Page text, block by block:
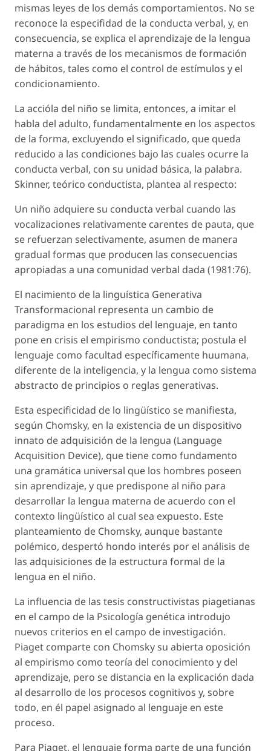
mismas leyes de los demás comportamientos. No se
reconoce la especifidad de la conducta verbal, y, en
consecuencia, se explica el aprendizaje de la lengua
materna a través de los mecanismos de formación
de hábitos, tales como el control de estímulos y el
condicionamiento.
La accióla del niño se limita, entonces, a imitar el
habla del adulto, fundamentalmente en los aspectos
de la forma, excluyendo el significado, que queda
reducido a las condiciones bajo las cuales ocurre la
conducta verbal, con su unidad básica, la palabra.
Skinner, teórico conductista, plantea al respecto:
Un niño adquiere su conducta verbal cuando las
vocalizaciones relativamente carentes de pauta, que
se refuerzan selectivamente, asumen de manera
gradual formas que producen las consecuencias
apropiadas a una comunidad verbal dada (1981:76).
El nacimiento de la linguística Generativa
Transformacional representa un cambio de
paradigma en los estudios del lenguaje, en tanto
pone en crisis el empirismo conductista; postula el
lenguaje como facultad específicamente huumana,
diferente de la inteligencia, y la lengua como sistema
abstracto de principios o reglas generativas.
Esta especificidad de lo lingüístico se manifiesta,
según Chomsky, en la existencia de un dispositivo
innato de adquisición de la lengua (Language
Acquisition Device), que tiene como fundamento
una gramática universal que los hombres poseen
sin aprendizaje, y que predispone al niño para
desarrollar la lengua materna de acuerdo con el
contexto lingüístico al cual sea expuesto. Este
planteamiento de Chomsky, aunque bastante
polémico, despertó hondo interés por el análisis de
las adquisiciones de la estructura formal de la
lengua en el niño.
La influencia de las tesis constructivistas piagetianas
en el campo de la Psicología genética introdujo
nuevos criterios en el campo de investigación.
Piaget comparte con Chomsky su abierta oposición
al empirismo como teoría del conocimiento y del
aprendizaje, pero se distancia en la explicación dada
al desarrollo de los procesos cognitivos y, sobre
todo, en él papel asignado al lenguaje en este
proceso.
Para Piaget, el lenguaje forma parte de una función